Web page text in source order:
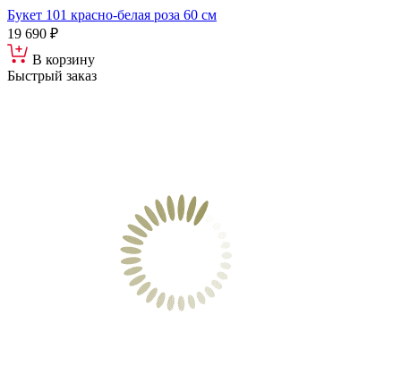
Букет 101 красно-белая роза 60 см
19 690 ₽
В корзину
Быстрый заказ